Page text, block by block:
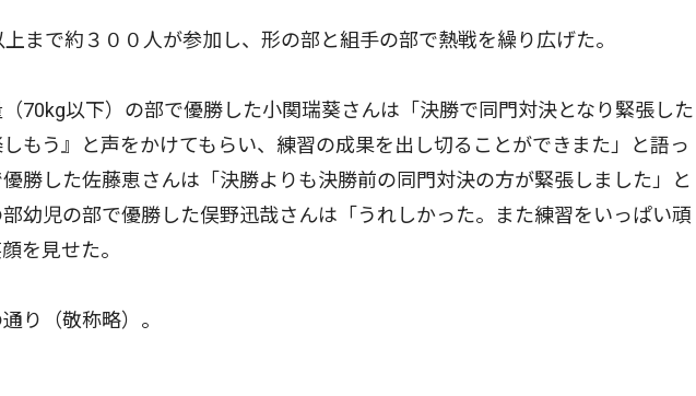
まで約３００人が参加し、形の部と組手の部で熱戦を繰り広げた。
70kg以下）の部で優勝した小関瑞葵さんは「決勝で同門対決となり緊張した
もう』と声をかけてもらい、練習の成果を出し切ることができまた」と語っ
勝した佐藤恵さんは「決勝よりも決勝前の同門対決の方が緊張しました」と
幼児の部で優勝した俣野迅哉さんは「うれしかった。また練習をいっぱい頑
を見せた。
り（敬称略）。